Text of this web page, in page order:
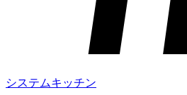
システムキッチン